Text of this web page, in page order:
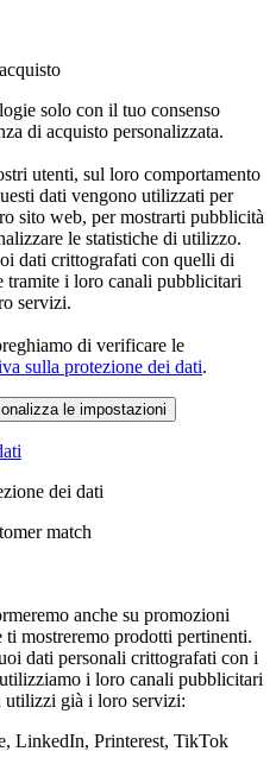
solo con il tuo consenso
di acquisto personalizzata.
utenti, sul loro comportamento
dati vengono utilizzati per
sito web, per mostrarti pubblicità
le statistiche di utilizzo.
dati crittografati con quelli di
tramite i loro canali pubblicitari
servizi.
di verificare le
sulla protezione dei dati.
le impostazioni
dei dati
match
anche su promozioni
ti mostreremo prodotti pertinenti.
dati personali crittografati con i
i loro canali pubblicitari
utilizzi già i loro servizi:
LinkedIn, Printerest, TikTok